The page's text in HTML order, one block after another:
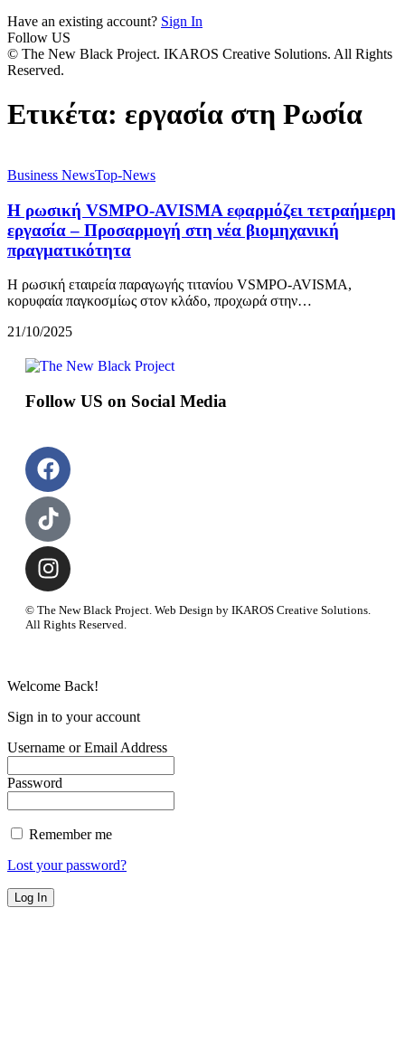
Have an existing account? Sign In
Follow US
© The New Black Project. IKAROS Creative Solutions. All Rights
Reserved.
Ετικέτα: εργασία στη Ρωσία
Business NewsTop-News
Η ρωσική VSMPO-AVISMA εφαρμόζει τετραήμερη
εργασία – Προσαρμογή στη νέα βιομηχανική
πραγματικότητα
Η ρωσική εταιρεία παραγωγής τιτανίου VSMPO-AVISMA,
κορυφαία παγκοσμίως στον κλάδο, προχωρά στην…
21/10/2025
Follow US on Social Media
© The New Black Project. Web Design by IKAROS Creative Solutions.
All Rights Reserved.
Welcome Back!
Sign in to your account
Username or Email Address
Password
Remember me
Lost your password?